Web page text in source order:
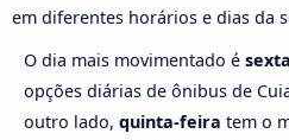
em diferentes horários e dias da
O dia mais movimentado é
opções diárias de ônibus de
outro lado, quinta-feira tem o